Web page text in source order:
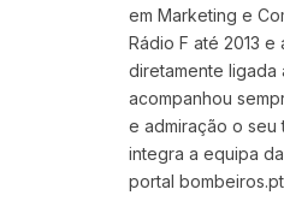
em Marketing e
Rádio F até 2013
diretamente ligada
acompanhou
e admiração o seu
integra a equipa
portal